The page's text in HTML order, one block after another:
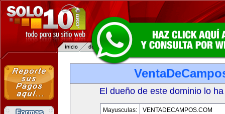
El dueño de este dominio lo
Mayusculas:
VENTADECAMPOS.COM